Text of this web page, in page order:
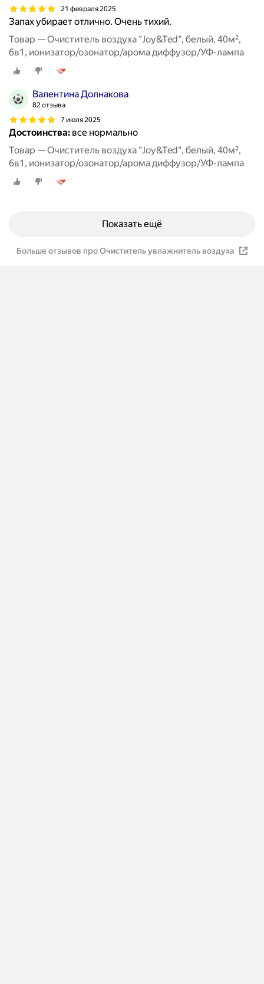
21 февраля 2025
Запах убирает отлично. Очень тихий.
Товар — Очиститель воздуха "Joy&Ted", белый, 40м²,
6в1, ионизатор/озонатор/арома диффузор/УФ-лампа
Валентина Долнакова
82 отзыва
7 июля 2025
Достоинства: все нормально
Товар — Очиститель воздуха "Joy&Ted", белый, 40м²,
6в1, ионизатор/озонатор/арома диффузор/УФ-лампа
Показать ещё
Больше отзывов про Очиститель увлажнитель воздуха